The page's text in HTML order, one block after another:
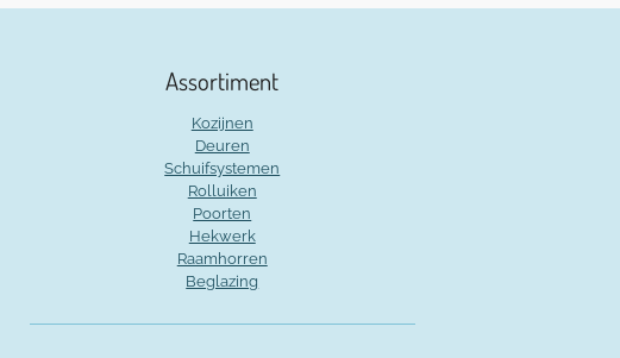
Assortiment
Kozijnen
Deuren
Schuifsystemen
Rolluiken
Poorten
Hekwerk
Raamhorren
Beglazing